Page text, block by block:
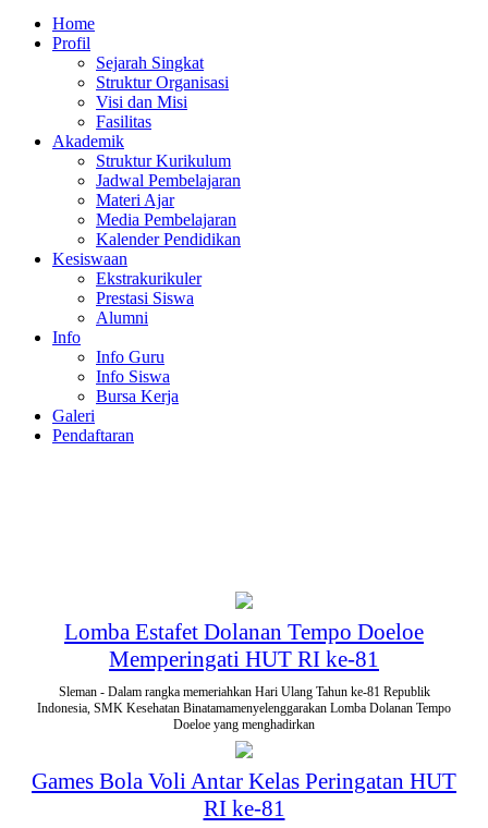
Home
Profil
Sejarah Singkat
Struktur Organisasi
Visi dan Misi
Fasilitas
Akademik
Struktur Kurikulum
Jadwal Pembelajaran
Materi Ajar
Media Pembelajaran
Kalender Pendidikan
Kesiswaan
Ekstrakurikuler
Prestasi Siswa
Alumni
Info
Info Guru
Info Siswa
Bursa Kerja
Galeri
Pendaftaran
Lomba Estafet Dolanan Tempo Doeloe
Memperingati HUT RI ke-81
Sleman - Dalam rangka memeriahkan Hari Ulang Tahun ke-81 Republik
Indonesia, SMK Kesehatan Binatamamenyelenggarakan Lomba Dolanan Tempo
Doeloe yang menghadirkan
Games Bola Voli Antar Kelas Peringatan HUT
RI ke-81